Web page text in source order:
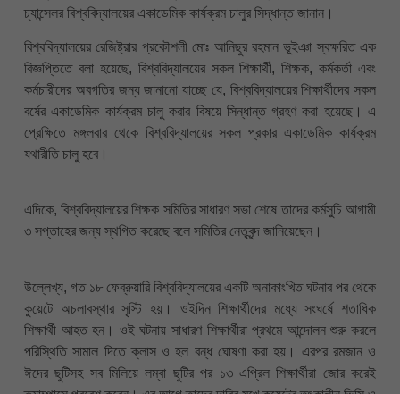
চ্যান্সেলর বিশ্ববিদ্যালয়ের একাডেমিক কার্যক্রম চালুর সিদ্ধান্ত জানান।
বিশ্ববিদ্যালয়ের রেজিষ্ট্রার প্রকৌশলী মোঃ আনিছুর রহমান ভূইঞা স্বক্ষরিত এক
বিজ্ঞপ্তিতে বলা হয়েছে, বিশ্ববিদ্যালয়ের সকল শিক্ষার্থী, শিক্ষক, কর্মকর্তা এবং
কর্মচারীদের অবগতির জন্য জানানো যাচ্ছে যে, বিশ্ববিদ্যালয়ের শিক্ষার্থীদের সকল
বর্ষের একাডেমিক কার্যক্রম চালু করার বিষয়ে সিন্ধান্ত গ্রহণ করা হয়েছে। এ
প্রেক্ষিতে মঙ্গলবার থেকে বিশ্ববিদ্যালয়ের সকল প্রকার একাডেমিক কার্যক্রম
যথারীতি চালু হবে।
এদিকে, বিশ্ববিদ্যালয়ের শিক্ষক সমিতির সাধারণ সভা শেষে তাদের কর্মসুচি আগামী
৩ সপ্তাহের জন্য স্থগিত করেছে বলে সমিতির নেতৃবৃন্দ জানিয়েছেন।
উল্লেখ্য, গত ১৮ ফেব্রুয়ারি বিশ্ববিদ্যালয়ের একটি অনাকাংখিত ঘটনার পর থেকে
কুয়েটে অচলাবস্থার সৃস্টি হয়। ওইদিন শিক্ষার্থীদের মধ্যে সংঘর্ষে শতাধিক
শিক্ষার্থী আহত হন। ওই ঘটনায় সাধারণ শিক্ষার্থীরা প্রথমে আন্দোলন শুরু করলে
পরিস্থিতি সামাল দিতে ক্লাস ও হল বন্ধ ঘোষণা করা হয়। এরপর রমজান ও
ঈদের ছুটিসহ সব মিলিয়ে লম্বা ছুটির পর ১৩ এপ্রিল শিক্ষার্থীরা জোর করেই